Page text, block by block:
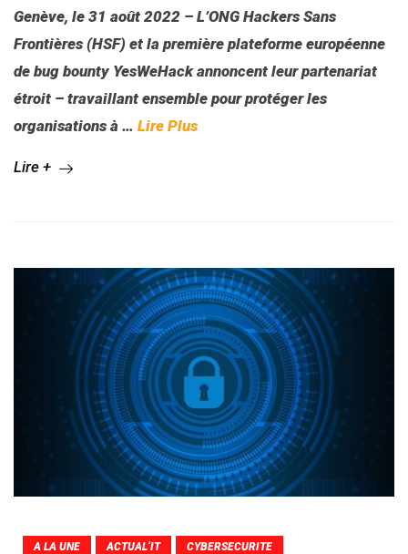
Genève, le 31 août 2022 – L’ONG Hackers Sans
Frontières (HSF) et la première plateforme européenne
de bug bounty YesWeHack annoncent leur partenariat
étroit – travaillant ensemble pour protéger les
organisations à … Lire Plus
Lire +
A LA UNE ACTUAL’IT CYBERSECURITE